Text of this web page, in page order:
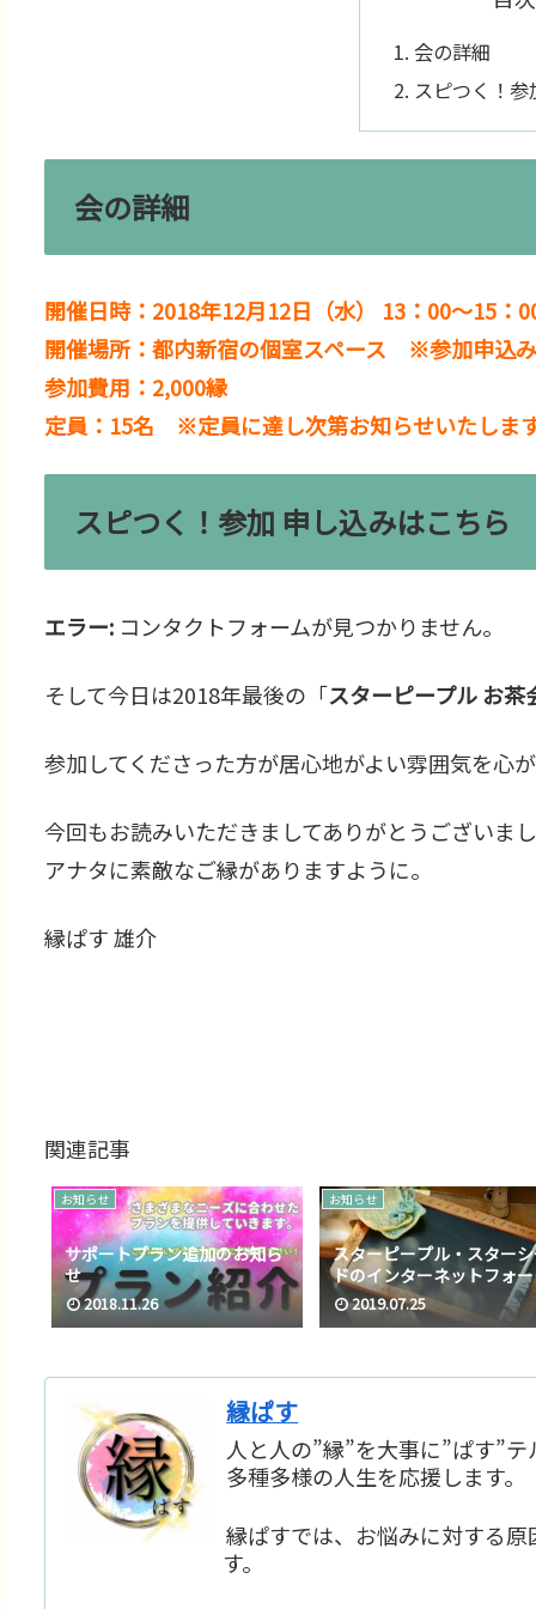
会の詳細
スピつく！
会の詳細
開催日時：2018年12月12日（水） 13：00～15：
開催場所：都内新宿の個室スペース ※参加申込
参加費用：2,000縁
定員：15名 ※定員に達し次第お知らせいたしま
スピつく！参加 申し込みはこちら
エラー:コンタクトフォームが見つかりません。
そして今日は2018年最後の「スターピープル お茶
参加してくださった方が居心地がよい雰囲気を心
今回もお読みいただきましてありがとうございま
アナタに素敵なご縁がありますように。
縁ぱす 雄介
関連記事
お知らせ
サポートプラン追加のお知ら
せ
2018.11.26
お知らせ
スターピープル・スター
ドのインターネットフォ
ムを公開しました。
2019.07.25
縁ぱす
人と人の”縁”を大事に”ぱす”
多種多様の人生を応援します。
縁ぱすでは、お悩みに対する
す。